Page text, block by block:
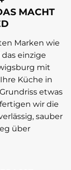
MACHT
Marken wie
einzige
mit
Küche in
etwas
wir die
sauber
über